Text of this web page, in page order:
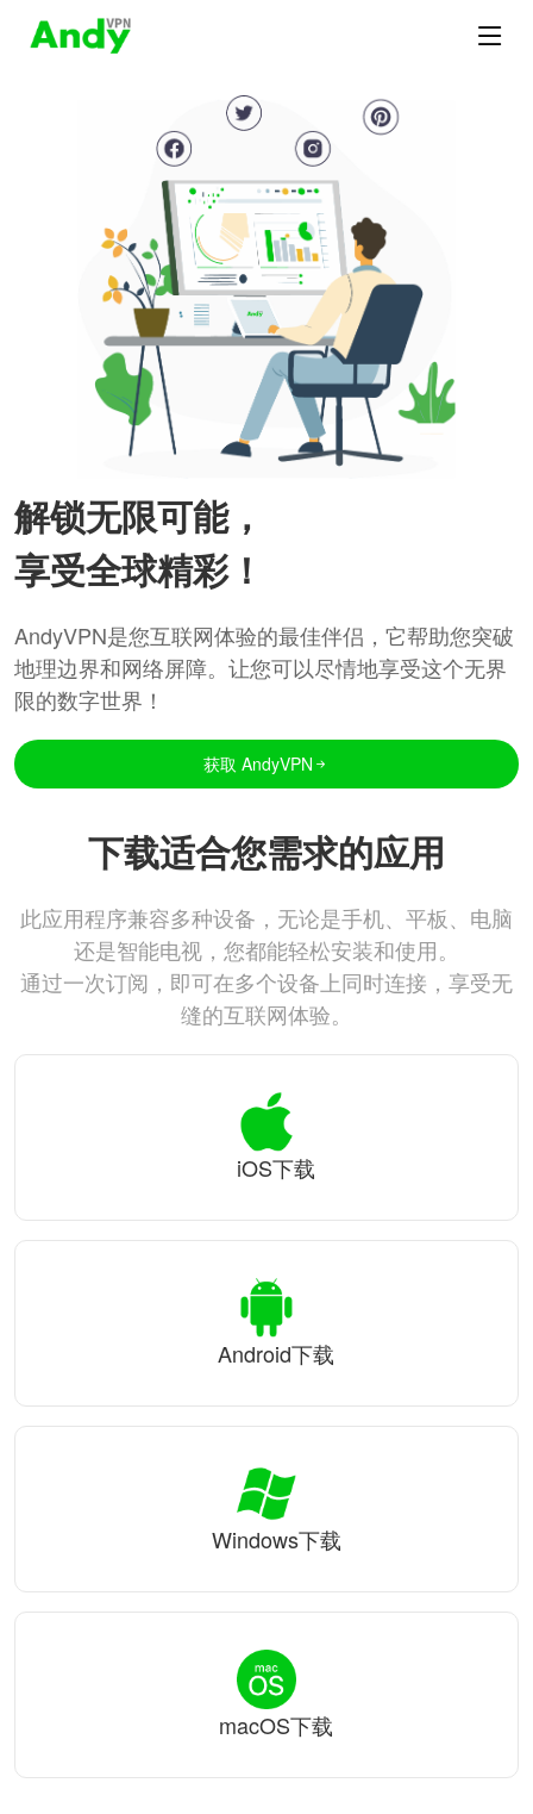
解锁无限可能，
享受全球精彩！
AndyVPN是您互联网体验的最佳伴侣，它帮助您突破
地理边界和网络屏障。让您可以尽情地享受这个无界
限的数字世界！
获取 AndyVPN
下载适合您需求的应用
此应用程序兼容多种设备，无论是手机、平板、电脑
还是智能电视，您都能轻松安装和使用。
通过一次订阅，即可在多个设备上同时连接，享受无
缝的互联网体验。
iOS下载
Android下载
Windows下载
macOS下载